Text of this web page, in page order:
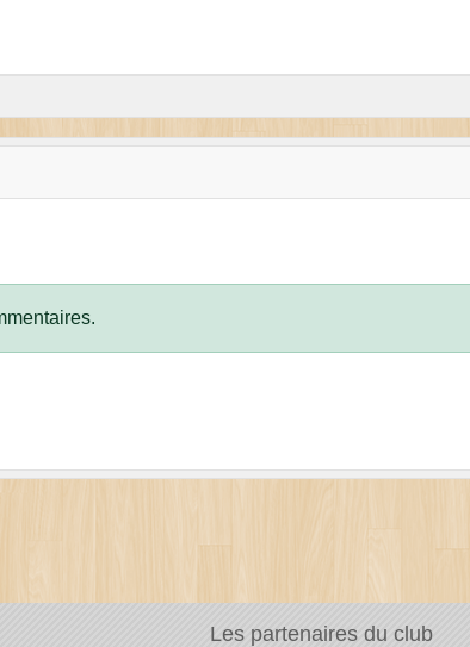
Les partenaires du club